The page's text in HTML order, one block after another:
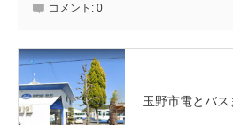
コメント: 0
玉野市電とバ